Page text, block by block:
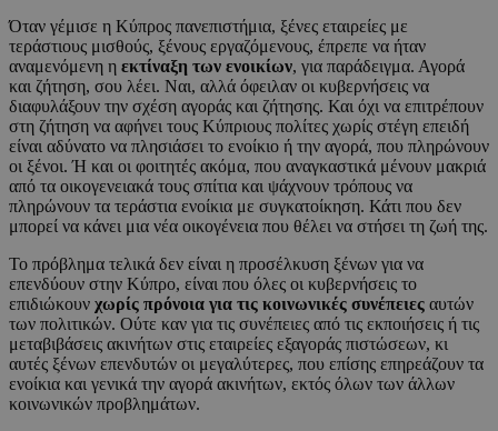
Όταν γέμισε η Κύπρος πανεπιστήμια, ξένες εταιρείες με
τεράστιους μισθούς, ξένους εργαζόμενους, έπρεπε να ήταν
αναμενόμενη η εκτίναξη των ενοικίων, για παράδειγμα. Αγορά
και ζήτηση, σου λέει. Ναι, αλλά όφειλαν οι κυβερνήσεις να
διαφυλάξουν την σχέση αγοράς και ζήτησης. Και όχι να επιτρέπουν
στη ζήτηση να αφήνει τους Κύπριους πολίτες χωρίς στέγη επειδή
είναι αδύνατο να πλησιάσει το ενοίκιο ή την αγορά, που πληρώνουν
οι ξένοι. Ή και οι φοιτητές ακόμα, που αναγκαστικά μένουν μακριά
από τα οικογενειακά τους σπίτια και ψάχνουν τρόπους να
πληρώνουν τα τεράστια ενοίκια με συγκατοίκηση. Κάτι που δεν
μπορεί να κάνει μια νέα οικογένεια που θέλει να στήσει τη ζωή της.
Το πρόβλημα τελικά δεν είναι η προσέλκυση ξένων για να
επενδύουν στην Κύπρο, είναι που όλες οι κυβερνήσεις το
επιδιώκουν χωρίς πρόνοια για τις κοινωνικές συνέπειες αυτών
των πολιτικών. Ούτε καν για τις συνέπειες από τις εκποιήσεις ή τις
μεταβιβάσεις ακινήτων στις εταιρείες εξαγοράς πιστώσεων, κι
αυτές ξένων επενδυτών οι μεγαλύτερες, που επίσης επηρεάζουν τα
ενοίκια και γενικά την αγορά ακινήτων, εκτός όλων των άλλων
κοινωνικών προβλημάτων.